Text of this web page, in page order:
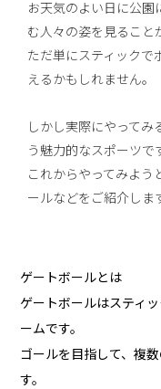
お天気のよい日に公園
む人々の姿を見ること
ただ単にスティックで
えるかもしれません。
しかし実際にやってみ
う魅力的なスポーツで
これからやってみよう
ールなどをご紹介しま
ゲートボールとは
ゲートボールはスティ
ームです。
ゴールを目指して、複
す。